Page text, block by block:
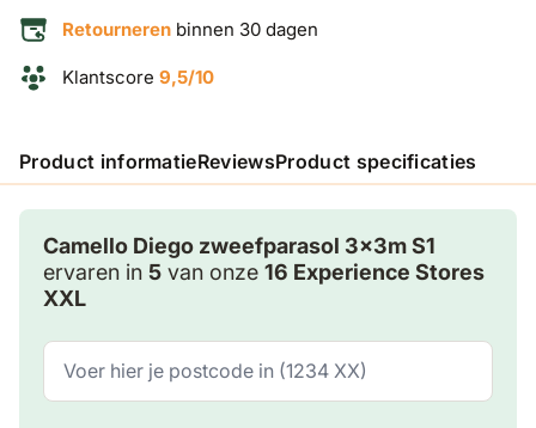
Retourneren binnen 30 dagen
Klantscore 9,5/10
Product informatieReviewsProduct specificaties
Camello Diego zweefparasol 3x3m S1
ervaren in 5 van onze 16 Experience Stores
XXL